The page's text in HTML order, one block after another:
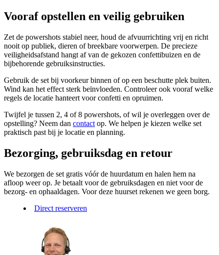
Vooraf opstellen en veilig gebruiken
Zet de powershots stabiel neer, houd de afvuurrichting vrij en richt
nooit op publiek, dieren of breekbare voorwerpen. De precieze
veiligheidsafstand hangt af van de gekozen confettibuizen en de
bijbehorende gebruiksinstructies.
Gebruik de set bij voorkeur binnen of op een beschutte plek buiten.
Wind kan het effect sterk beïnvloeden. Controleer ook vooraf welke
regels de locatie hanteert voor confetti en opruimen.
Twijfel je tussen 2, 4 of 8 powershots, of wil je overleggen over de
opstelling? Neem dan contact op. We helpen je kiezen welke set
praktisch past bij je locatie en planning.
Bezorging, gebruiksdag en retour
We bezorgen de set gratis vóór de huurdatum en halen hem na
afloop weer op. Je betaalt voor de gebruiksdagen en niet voor de
bezorg- en ophaaldagen. Voor deze huurset rekenen we geen borg.
Direct reserveren